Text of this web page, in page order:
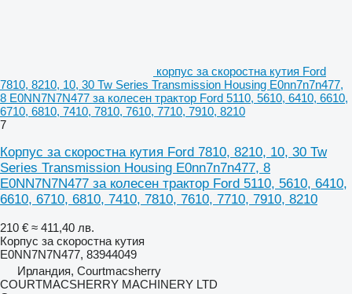
корпус за скоростна кутия Ford
7810, 8210, 10, 30 Tw Series Transmission Housing E0nn7n7n477,
8 E0NN7N7N477 за колесен трактор Ford 5110, 5610, 6410, 6610,
6710, 6810, 7410, 7810, 7610, 7710, 7910, 8210
7
Корпус за скоростна кутия Ford 7810, 8210, 10, 30 Tw
Series Transmission Housing E0nn7n7n477, 8
E0NN7N7N477 за колесен трактор Ford 5110, 5610, 6410,
6610, 6710, 6810, 7410, 7810, 7610, 7710, 7910, 8210
210 € ≈ 411,40 лв.
Корпус за скоростна кутия
E0NN7N7N477, 83944049
Ирландия, Courtmacsherry
COURTMACSHERRY MACHINERY LTD